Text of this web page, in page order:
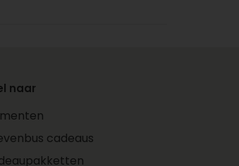
bestellingen in jouw
Personaliseer je cadeau
met foto’s, kaartjes en
naar
cadeaus